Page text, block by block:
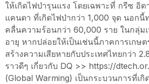
ให้เกิดไฟป่ารุนแรง โดยเฉพาะที่ กรีซ อิต
แคนดา ที่เกิดไฟป่ากว่า 1,000 จุด นอกนี้
คลื่นความร้อนกว่า 60,000 ราย ในกลุ่มเ
อายุ หากปล่อยให้เป็นเช่นนี้ภาคการเกษ
สร้างความเสียหายกับประเทศไทยกว่า
ราวดีๆ เกี่ยวกับ DQ >> https://
(Global Warming) เป็นกระบวนการที่เ